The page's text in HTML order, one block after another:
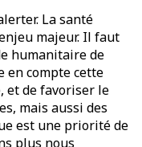
La santé
majeur. Il faut
humanitaire de
en compte cette
et de favoriser le
mais aussi des
est une priorité de
plus nous